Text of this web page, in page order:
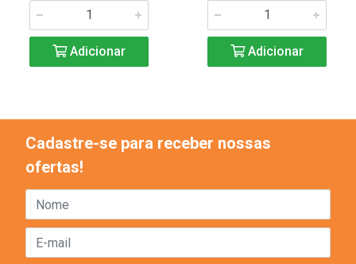
Adicionar Adicionar
Cadastre-se para receber nossas
ofertas!